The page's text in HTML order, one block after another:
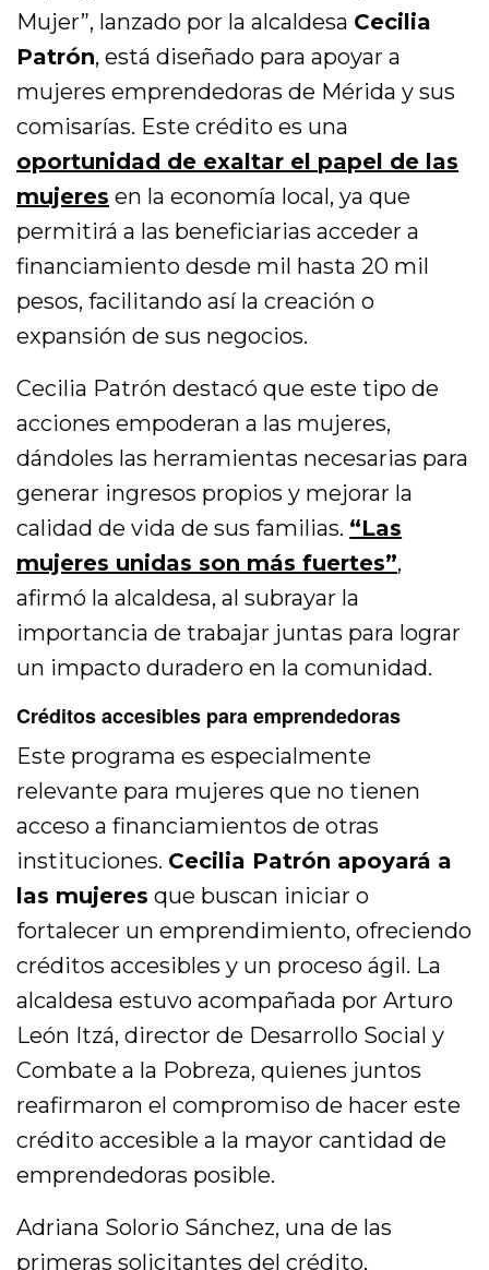
Mujer”, lanzado por la alcaldesa Cecilia
Patrón, está diseñado para apoyar a
mujeres emprendedoras de Mérida y sus
comisarías. Este crédito es una
oportunidad de exaltar el papel de las
mujeres en la economía local, ya que
permitirá a las beneficiarias acceder a
financiamiento desde mil hasta 20 mil
pesos, facilitando así la creación o
expansión de sus negocios.
Cecilia Patrón destacó que este tipo de
acciones empoderan a las mujeres,
dándoles las herramientas necesarias para
generar ingresos propios y mejorar la
calidad de vida de sus familias. “Las
mujeres unidas son más fuertes”,
afirmó la alcaldesa, al subrayar la
importancia de trabajar juntas para lograr
un impacto duradero en la comunidad.
Créditos accesibles para emprendedoras
Este programa es especialmente
relevante para mujeres que no tienen
acceso a financiamientos de otras
instituciones. Cecilia Patrón apoyará a
las mujeres que buscan iniciar o
fortalecer un emprendimiento, ofreciendo
créditos accesibles y un proceso ágil. La
alcaldesa estuvo acompañada por Arturo
León Itzá, director de Desarrollo Social y
Combate a la Pobreza, quienes juntos
reafirmaron el compromiso de hacer este
crédito accesible a la mayor cantidad de
emprendedoras posible.
Adriana Solorio Sánchez, una de las
primeras solicitantes del crédito,